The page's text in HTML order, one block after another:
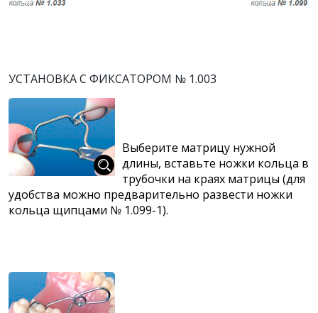
УСТАНОВКА С ФИКСАТОРОМ № 1.003
Выберите матрицу нужной
длины, вставьте ножки кольца в
трубочки на краях матрицы (для
удобства можно предварительно развести ножки
кольца щипцами № 1.099-1).